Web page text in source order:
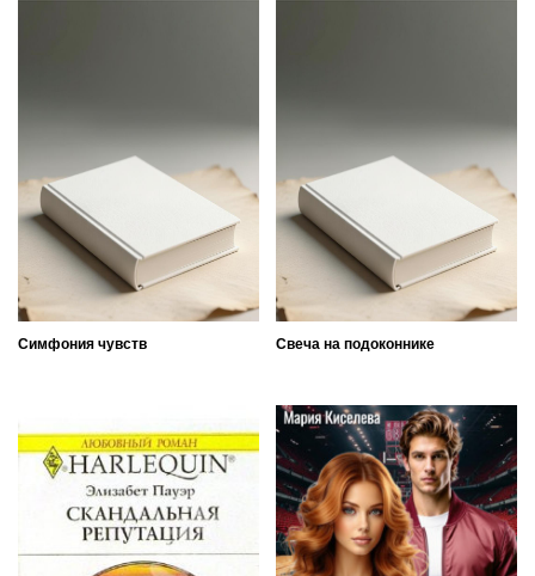
Симфония чувств Свеча на подоконнике